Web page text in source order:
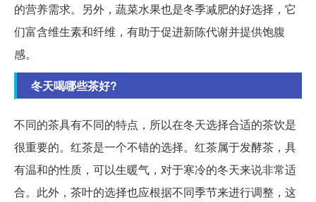
的营养需求。另外，蔬菜水果也是冬季减肥的好选择，它
们富含维生素和纤维，有助于促进新陈代谢并提供饱腹
感。
冬天喝哪些茶好?
不同的茶具有不同的特点，所以在冬天选择合适的茶饮是
很重要的。红茶是一个不错的选择。红茶属于发酵茶，具
有温和的性质，可以生暖气，对于寒冷的冬天来说非常适
合。此外，茶叶的选择也应根据不同季节来进行调整，这